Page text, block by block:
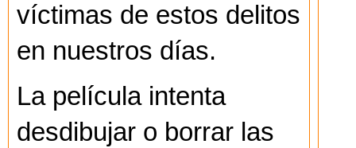
víctimas de estos delitos
en nuestros días.
La película intenta
desdibujar o borrar las